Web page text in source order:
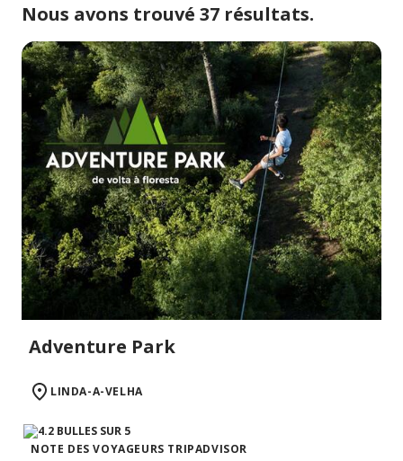
Nous avons trouvé 37 résultats.
Adventure Park
LINDA-A-VELHA
NOTE DES VOYAGEURS TRIPADVISOR